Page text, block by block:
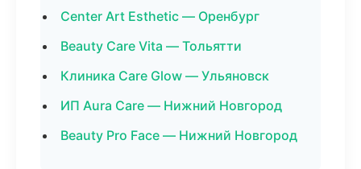
Center Art Esthetic — Оренбург
Beauty Care Vita — Тольятти
Клиника Care Glow — Ульяновск
ИП Aura Care — Нижний Новгород
Beauty Pro Face — Нижний Новгород